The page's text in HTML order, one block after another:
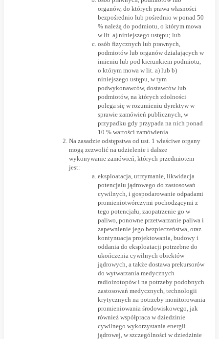
organów, do których prawa własności
bezpośrednio lub pośrednio w ponad 50
% należą do podmiotu, o którym mowa
w lit. a) niniejszego ustępu; lub
osób fizycznych lub prawnych,
podmiotów lub organów działających w
imieniu lub pod kierunkiem podmiotu,
o którym mowa w lit. a) lub b)
niniejszego ustępu, w tym
podwykonawców, dostawców lub
podmiotów, na których zdolności
polega się w rozumieniu dyrektyw w
sprawie zamówień publicznych, w
przypadku gdy przypada na nich ponad
10 % wartości zamówienia.
Na zasadzie odstępstwa od ust. 1 właściwe organy
mogą zezwolić na udzielenie i dalsze
wykonywanie zamówień, których przedmiotem
jest:
eksploatacja, utrzymanie, likwidacja
potencjału jądrowego do zastosowań
cywilnych, i gospodarowanie odpadami
promieniotwórczymi pochodzącymi z
tego potencjału, zaopatrzenie go w
paliwo, ponowne przetwarzanie paliwa i
zapewnienie jego bezpieczeństwa, oraz
kontynuacja projektowania, budowy i
oddania do eksploatacji potrzebne do
ukończenia cywilnych obiektów
jądrowych, a także dostawa prekursorów
do wytwarzania medycznych
radioizotopów i na potrzeby podobnych
zastosowań medycznych, technologii
krytycznych na potrzeby monitorowania
promieniowania środowiskowego, jak
również współpraca w dziedzinie
cywilnego wykorzystania energii
jądrowej, w szczególności w dziedzinie